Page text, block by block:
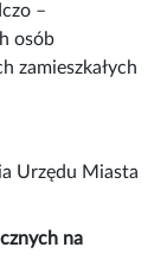
–
osób
zamieszkałych
Urzędu Miasta
na